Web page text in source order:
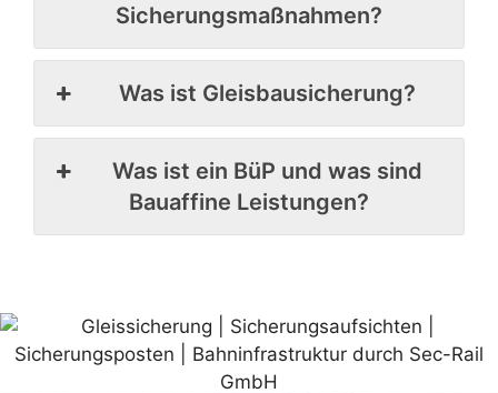
Sicherungsmaßnahmen?
Was ist Gleisbausicherung?
Was ist ein BüP und was sind
Bauaffine Leistungen?